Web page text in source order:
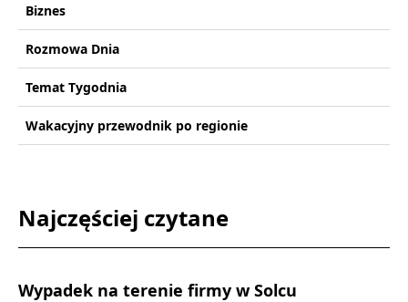
Biznes
Rozmowa Dnia
Temat Tygodnia
Wakacyjny przewodnik po regionie
Najczęściej czytane
Wypadek na terenie firmy w Solcu